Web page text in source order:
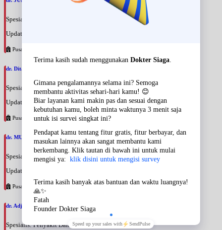
Spesialis: Radiologi
Update terakhir: 2026-08-09 09:45:20
Pusat Pertamina
dr. Dita Gemiana, SpPD
Spesialis: Penyakit Dalam
Update terakhir: 2026-08-09 09:34:47
Pusat Pertamina
dr. MUHAMMAD ADE SATIA PUTRA, FINASIM
Spesialis: Penyakit Dalam
Update terakhir: 2026-08-09 09:26:43
Pusat Pertamina
dr. Adji Suprajitno, SpPD
Spesialis: Penyakit Dalam